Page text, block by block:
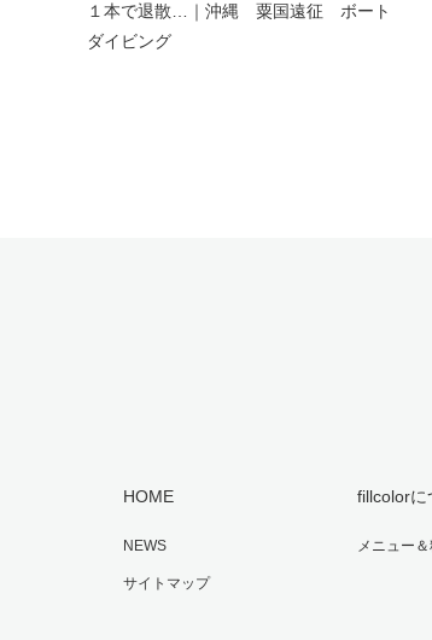
１本で退散…｜沖縄 粟国遠征 ボート
ダイビング
HOME
NEWS
サイトマップ
fillcolorに
メニュー